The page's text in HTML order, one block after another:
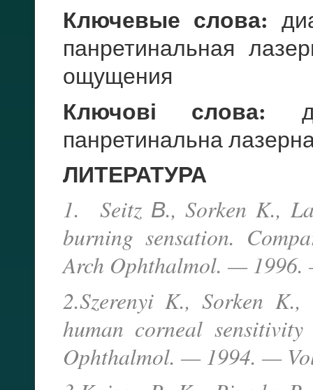
Ключевые слова:
панретинальная
ощущения
Ключові слова:
панретинальна лазерна
ЛИТЕРАТУРА
1. Seitz В., Sorken K.,
burning sensation.
Arch Ophthalmol. —
2.Szerenyi K., Sorken
human corneal
Ophthalmol. — 1994. —